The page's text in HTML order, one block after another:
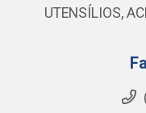
UTENSÍLIOS,